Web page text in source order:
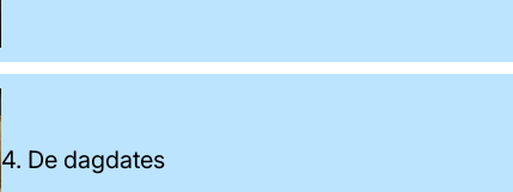
4. De dagdates